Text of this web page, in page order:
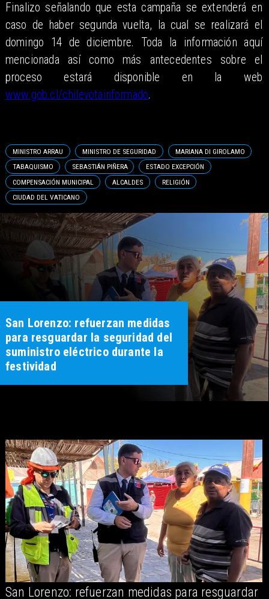
Finalizo señalando que esta campaña se extenderá en
caso de haber segunda vuelta, la cual se realizará el
domingo 14 de diciembre. Toda la información aquí
mencionada así como más antecedentes sobre el
proceso estará disponible en la web
www.gob.cl/chilevotainformado.
MINISTRO ARRAU MINISTRO DE SEGURIDAD
MARIANA DI GIROLAMO
TABAQUISMO
SEBASTIÁN PIÑERA
ESTADO EXCEPCIÓN
COMPENSACIÓN MUNICIPAL
ALCALDES
RELIGIÓN
CIUDAD DEL VATICANO
San Lorenzo: refuerzan medidas
para resguardar la seguridad del
suministro eléctrico durante la
festividad
San Lorenzo: refuerzan medidas para resguardar